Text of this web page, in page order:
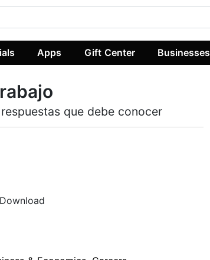
Apps Gift Center Businesses
que debe conocer